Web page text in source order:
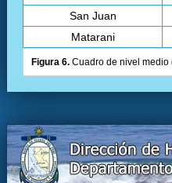
San Juan
Matarani
Figura 6. Cuadro de nivel medio